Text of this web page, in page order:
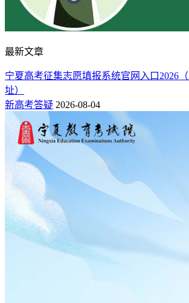
最新文章
宁夏高考征集志愿填报系统官网入口2026
址）
新高考答疑 2026-08-04